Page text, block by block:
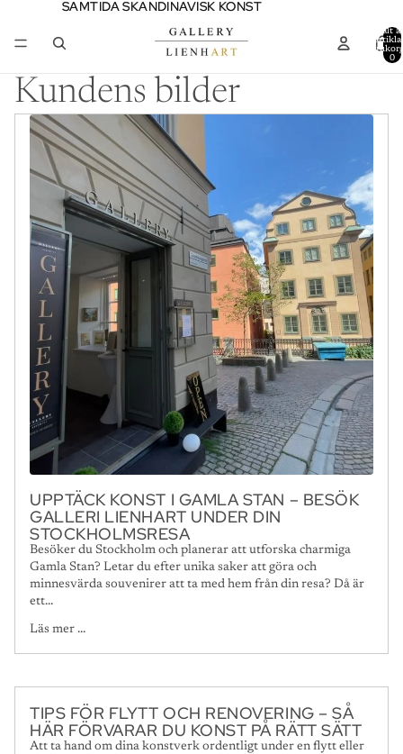
SAMTIDA SKANDINAVISK KONST
SAMTIDA SKANDINAVISK KONST
Totalt
0
Kundens bilder
UPPTÄCK KONST I GAMLA STAN – BESÖK
GALLERI LIENHART UNDER DIN
STOCKHOLMSRESA
Besöker du Stockholm och planerar att utforska charmiga
Gamla Stan? Letar du efter unika saker att göra och
minnesvärda souvenirer att ta med hem från din resa? Då är
ett...
Läs mer ...
TIPS FÖR FLYTT OCH RENOVERING – SÅ
HÄR FÖRVARAR DU KONST PÅ RÄTT SÄTT
Att ta hand om dina konstverk ordentligt under en flytt eller